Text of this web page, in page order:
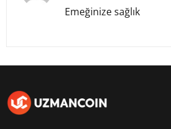
Emeğinize sağlık